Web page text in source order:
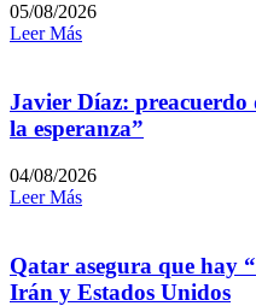
05/08/2026
Leer Más
Javier Díaz: preacuerdo
la esperanza”
04/08/2026
Leer Más
Qatar asegura que hay
Irán y Estados Unidos